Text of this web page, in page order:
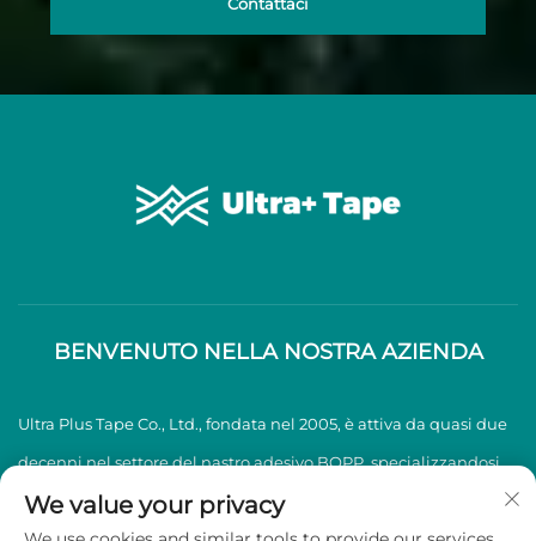
BENVENUTO NELLA NOSTRA AZIENDA
Ultra Plus Tape Co., Ltd., fondata nel 2005, è attiva da quasi due
decenni nel settore del nastro adesivo BOPP, specializzandosi
nella produzione e vendita di nastri adesivi BOPP di alta
We value your privacy